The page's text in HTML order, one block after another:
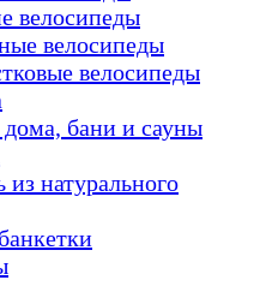
велосипеды
велосипеды
велосипеды
бани и сауны
натурального